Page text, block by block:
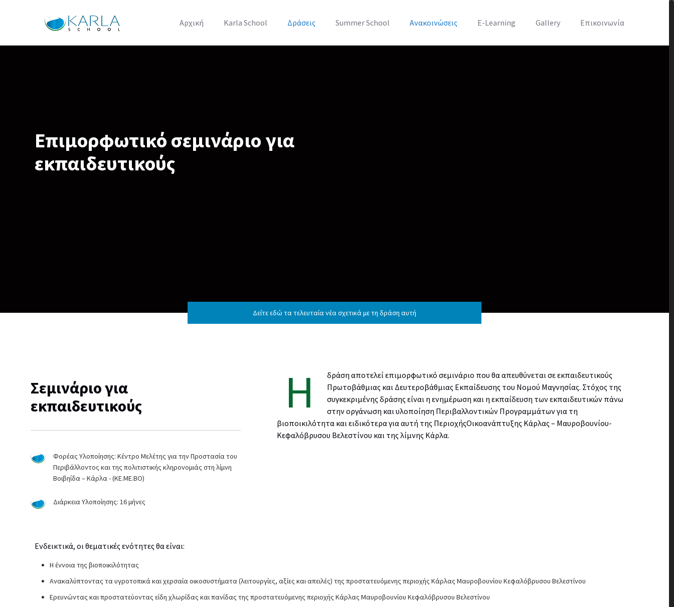
Αρχική Karla School Δράσεις Summer School Ανακοινώσεις E-Learning Gallery Επικοινωνία
Επιμορφωτικό σεμινάριο για
εκπαιδευτικούς
Δείτε εδώ τα τελευταία νέα σχετικά με τη δράση αυτή
Σεμινάριο για
εκπαιδευτικούς
Φορέας Υλοποίησης: Κέντρο Μελέτης για την Προστασία του
Περιβάλλοντος και της πολιτιστικής κληρονομιάς στη λίμνη
Βοιβηίδα – Κάρλα - (ΚΕ.ΜΕ.ΒΟ)
Διάρκεια Υλοποίησης: 16 μήνες
Η
δράση αποτελεί επιμορφωτικό σεμινάριο που θα απευθύνεται σε εκπαιδευτικούς
Πρωτοβάθμιας και Δευτεροβάθμιας Εκπαίδευσης του Νομού Μαγνησίας. Στόχος της
συγκεκριμένης δράσης είναι η ενημέρωση και η εκπαίδευση των εκπαιδευτικών πάνω
στην οργάνωση και υλοποίηση Περιβαλλοντικών Προγραμμάτων για τη
βιοποικιλότητα και ειδικότερα για αυτή της ΠεριοχήςΟικοανάπτυξης Κάρλας – Μαυροβουνίου-
Κεφαλόβρυσου Βελεστίνου και της λίμνης Κάρλα.
Ενδεικτικά, οι θεματικές ενότητες θα είναι:
Η έννοια της βιοποικιλότητας
Ανακαλύπτοντας τα υγροτοπικά και χερσαία οικοσυστήματα (λειτουργίες, αξίες και απειλές) της προστατευόμενης περιοχής Κάρλας Μαυροβουνίου Κεφαλόβρυσου Βελεστίνου
Ερευνώντας και προστατεύοντας είδη χλωρίδας και πανίδας της προστατευόμενης περιοχής Κάρλας Μαυροβουνίου Κεφαλόβρυσου Βελεστίνου